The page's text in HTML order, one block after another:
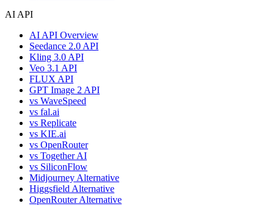
AI API
AI API Overview
Seedance 2.0 API
Kling 3.0 API
Veo 3.1 API
FLUX API
GPT Image 2 API
vs WaveSpeed
vs fal.ai
vs Replicate
vs KIE.ai
vs OpenRouter
vs Together AI
vs SiliconFlow
Midjourney Alternative
Higgsfield Alternative
OpenRouter Alternative